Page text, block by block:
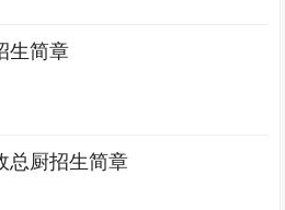
生简章
总厨招生简章